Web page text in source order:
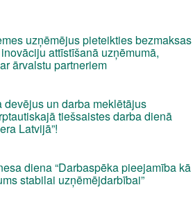
uzņēmējus pieteikties bezmaksas
attīstīšanā uzņēmumā,
ārvalstu partneriem
devējus un darba meklētājus
tiešsaistes darba dienā
Latvijā”!
diena “Darbaspēka pieejamība kā
stabilai uzņēmējdarbībai”